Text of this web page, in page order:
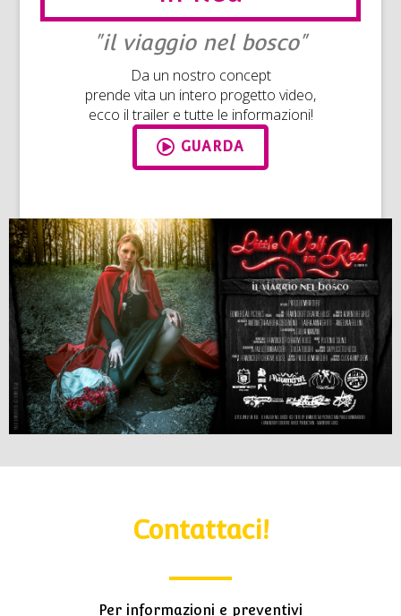
"il viaggio nel bosco"
Da un nostro concept
prende vita un intero progetto video,
ecco il trailer e tutte le informazioni!
GUARDA
Contattaci!
Per informazioni e preventivi